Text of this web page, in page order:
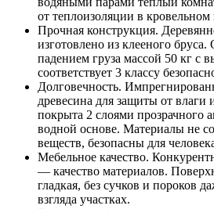
от теплоизоляции в кровельном
Прочная конструкция.
изготовлено из клееного
падением груза массой 50 кг с
соответствует 3 классу
Долговечность.
древесина для защиты от
покрыта 2 слоями прозрачного
водной основе. Материалы не
веществ, безопасны для
Мебельное качество.
— качество материалов.
гладкая, без сучков и пороков
взгляда участках.